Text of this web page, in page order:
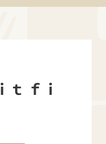
ｆｉ